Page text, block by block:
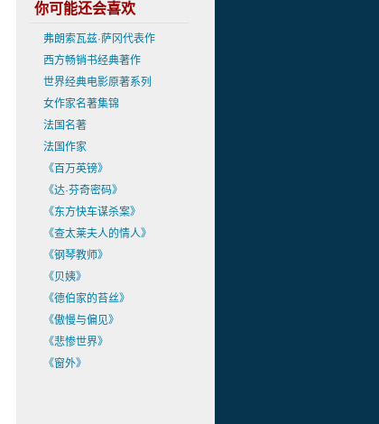
你可能还会喜欢
弗朗索瓦兹·萨冈代表作
西方畅销书经典著作
世界经典电影原著系列
女作家名著集锦
法国名著
法国作家
《百万英镑》
《达·芬奇密码》
《东方快车谋杀案》
《查太莱夫人的情人》
《钢琴教师》
《贝姨》
《德伯家的苔丝》
《傲慢与偏见》
《悲惨世界》
《窗外》